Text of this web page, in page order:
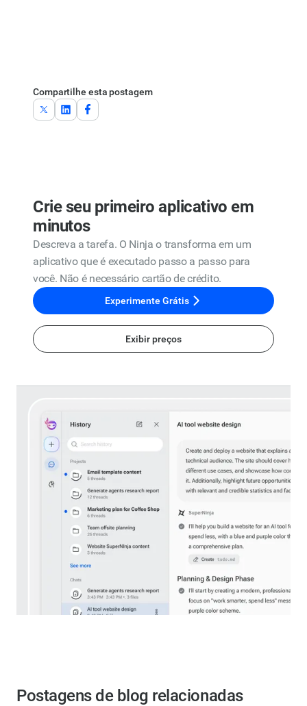
Compartilhe esta postagem
Crie seu primeiro aplicativo em
minutos
Descreva a tarefa. O Ninja o transforma em um
aplicativo que é executado passo a passo para
você. Não é necessário cartão de crédito.
Experimente Grátis
Exibir preços
Postagens de blog relacionadas